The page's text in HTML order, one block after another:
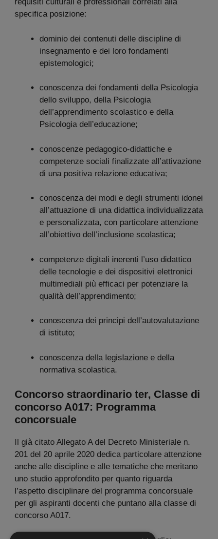
specifica posizione:
dominio dei contenuti delle discipline di
insegnamento e dei loro fondamenti
epistemologici;
conoscenza dei fondamenti della Psicologia
dello sviluppo, della Psicologia
dell’apprendimento scolastico e della
Psicologia dell’educazione;
conoscenze pedagogico-didattiche e
competenze sociali finalizzate all’attivazione
di una positiva relazione educativa;
conoscenza dei modi e degli strumenti idonei
all’attuazione di una didattica individualizzata
e personalizzata, con particolare attenzione
all’obiettivo dell’inclusione scolastica;
competenze digitali inerenti l’uso didattico
delle tecnologie e dei dispositivi elettronici
multimediali più efficaci per potenziare la
qualità dell’apprendimento;
conoscenza dei principi dell’autovalutazione
di istituto;
conoscenza della legislazione e della
normativa scolastica.
Concorso straordinario ter, Classe di
concorso A017: Programma
concorsuale
Il già citato Allegato A del Decreto Ministeriale n.
201 del 20 aprile 2020 dedica particolare attenzione
anche alle discipline e alle tematiche che meritano
uno studio approfondito per quanto riguarda
l’aspetto disciplinare del programma concorsuale
per gli aspiranti docenti che puntano alla classe di
concorso A017.